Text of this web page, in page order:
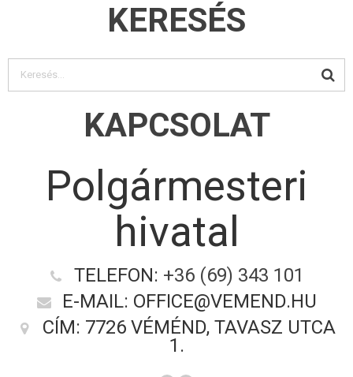
KERESÉS
KAPCSOLAT
Polgármesteri
hivatal
TELEFON: +36 (69) 343 101
E-MAIL: OFFICE@VEMEND.HU
CÍM: 7726 VÉMÉND, TAVASZ UTCA
1.